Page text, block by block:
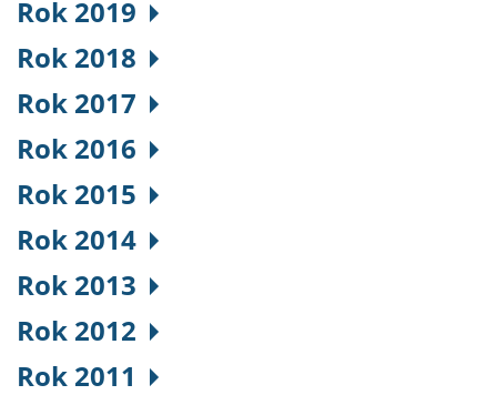
Rok 2019
Rok 2018
Rok 2017
Rok 2016
Rok 2015
Rok 2014
Rok 2013
Rok 2012
Rok 2011